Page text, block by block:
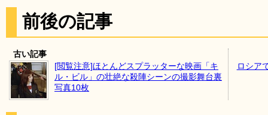
前後の記事
古い記事
[閲覧注意]ほとんどスプラッターな映画「キ
ル・ビル」の壮絶な殺陣シーンの撮影舞台裏
写真10枚
ロシア